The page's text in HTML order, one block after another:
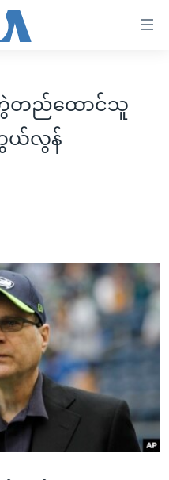
း
တွဲတည်ထောင်သူ
ကွယ်လွန်